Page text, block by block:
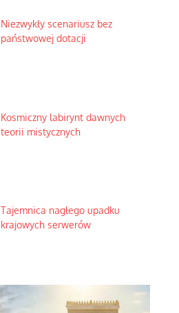
Niezwykły scenariusz bez
państwowej dotacji
Kosmiczny labirynt dawnych
teorii mistycznych
Tajemnica nagłego upadku
krajowych serwerów